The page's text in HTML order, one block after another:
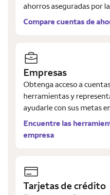
ahorros aseguradas por
Compare cuentas de
Empresas
Obtenga acceso a
herramientas y
ayudarle con sus metas
Encuentre las
empresa
Tarjetas de crédito